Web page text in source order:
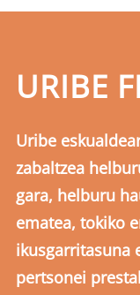
URIBE
Uribe
zabaltzea
gara, helburu
ematea, tokiko
ikusgarritasuna
pertsonei